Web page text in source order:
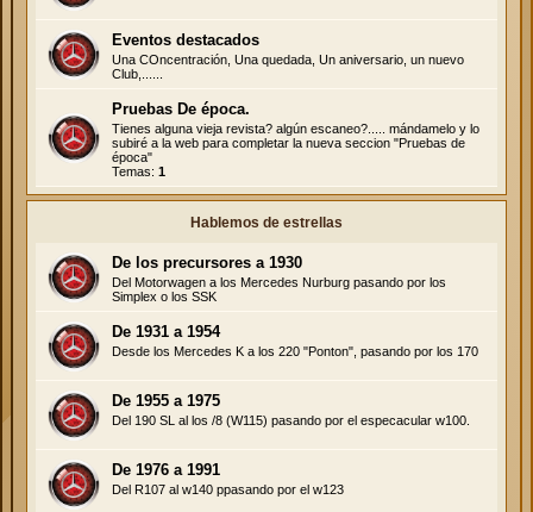
Eventos destacados
Una COncentración, Una quedada, Un aniversario, un nuevo
Club,......
Pruebas De época.
Tienes alguna vieja revista? algún escaneo?..... mándamelo y lo
subiré a la web para completar la nueva seccion "Pruebas de
época"
Temas: 1
Hablemos de estrellas
De los precursores a 1930
Del Motorwagen a los Mercedes Nurburg pasando por los
Simplex o los SSK
De 1931 a 1954
Desde los Mercedes K a los 220 "Ponton", pasando por los 170
De 1955 a 1975
Del 190 SL al los /8 (W115) pasando por el especacular w100.
De 1976 a 1991
Del R107 al w140 ppasando por el w123